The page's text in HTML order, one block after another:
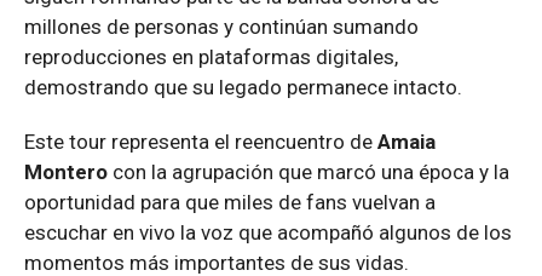
millones de personas y continúan sumando
reproducciones en plataformas digitales,
demostrando que su legado permanece intacto.
Este tour representa el reencuentro de Amaia
Montero con la agrupación que marcó una época y la
oportunidad para que miles de fans vuelvan a
escuchar en vivo la voz que acompañó algunos de los
momentos más importantes de sus vidas.